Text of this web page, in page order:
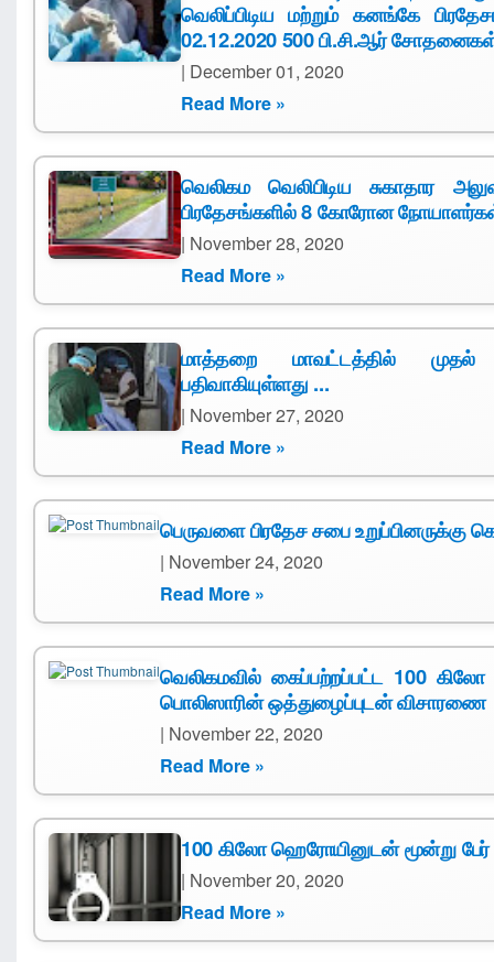
வெலிப்பிடிய மற்றும் கனங்கே
02.12.2020 500 பி.சி.ஆர்
| December 01, 2020
Read More »
வெலிகம வெலிபிடிய சுகாதார
பிரதேசங்களில் 8 கோரோன
| November 28, 2020
Read More »
மாத்தறை மாவட்டத்தில்
பதிவாகியுள்ளது ...
| November 27, 2020
Read More »
பெருவளை பிரதேச சபை உறுப்பினருக்கு
| November 24, 2020
Read More »
வெலிகமவில் கைப்பற்றப்பட்ட 100
பொலிஸாரின் ஒத்துழைப்புடன் விசாரணை
| November 22, 2020
Read More »
100 கிலோ ஹெரோயினுடன் மூன்று
| November 20, 2020
Read More »